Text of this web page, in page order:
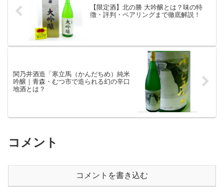
【限定酒】北の勝 大吟醸とは？味の特
徴・評判・ペアリングまで徹底解説！
関乃井酒造「寒立馬（かんだちめ）純米
吟醸｜青森・むつ市で造られる幻の辛口
地酒とは？
コメント
コメントを書き込む